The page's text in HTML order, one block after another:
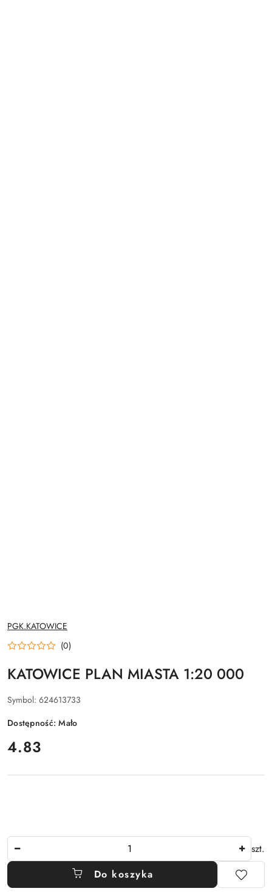
NAZWA
PRODUCENTA:
PGK.KATOWICE
(0)
KATOWICE PLAN MIASTA 1:20 000
Symbol: 624613733
Dostępność:Mało
cena:
4.83
szt.
Do koszyka